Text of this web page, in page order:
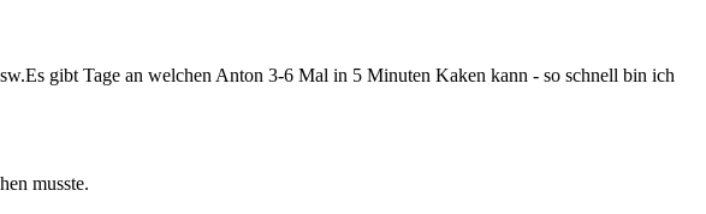
gibt Tage an welchen Anton 3-6 Mal in 5 Minuten Kaken kann - so schnell bin ich
musste.